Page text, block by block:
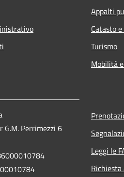
Appalti
Catasto
Turismo
Mobilità
G.M. Perrimezzi 6
Leggi le